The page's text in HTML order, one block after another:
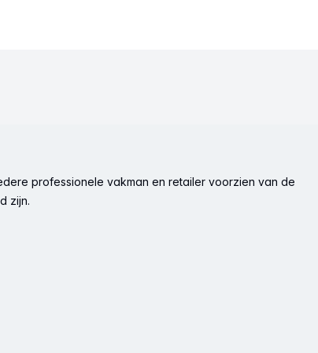
professionele vakman en retailer voorzien van de
zijn.